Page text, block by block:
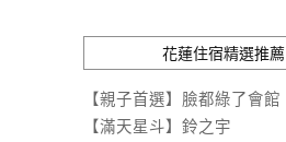
花蓮住宿精選推薦
【親子首選】臉都綠了會館
【滿天星斗】鈴之宇